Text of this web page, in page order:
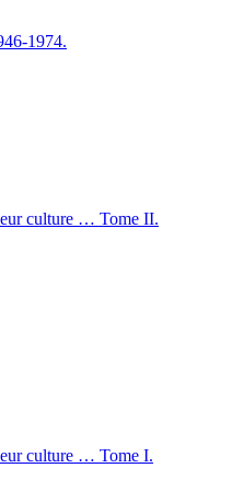
1974.
culture … Tome II.
culture … Tome I.